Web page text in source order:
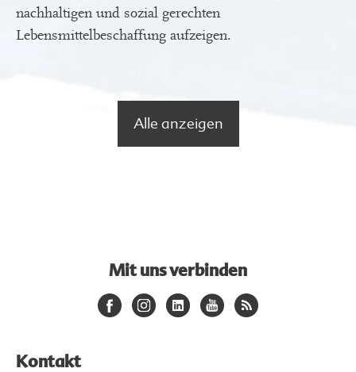
nachhaltigen und sozial gerechten
Lebensmittelbeschaffung aufzeigen.
Alle anzeigen
Mit uns verbinden
Kontakt